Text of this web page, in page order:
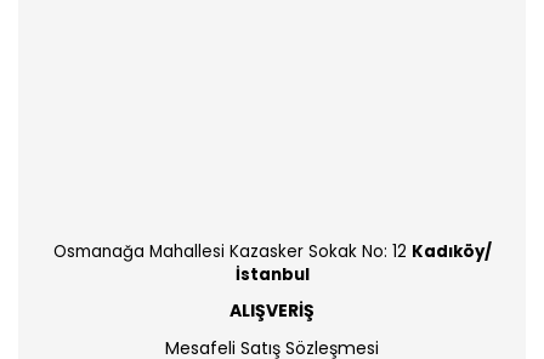
Osmanağa Mahallesi Kazasker Sokak No: 12 Kadıköy/
İstanbul
ALIŞVERİŞ
Mesafeli Satış Sözleşmesi